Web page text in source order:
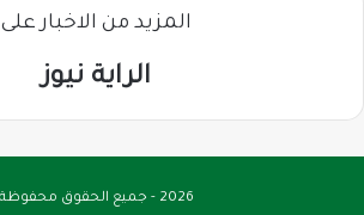
المزيد من الاخبار على
الراية نيوز
2026 - جميع الحقوق محفوظة